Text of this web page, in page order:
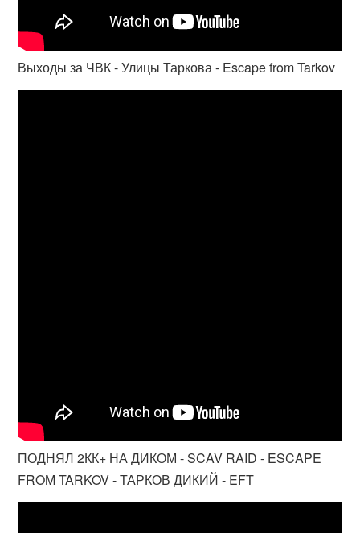
Выходы за ЧВК - Улицы Таркова - Escape from Tarkov
ПОДНЯЛ 2КК+ НА ДИКОМ - SCAV RAID - ESCAPE
FROM TARKOV - ТАРКОВ ДИКИЙ - EFT